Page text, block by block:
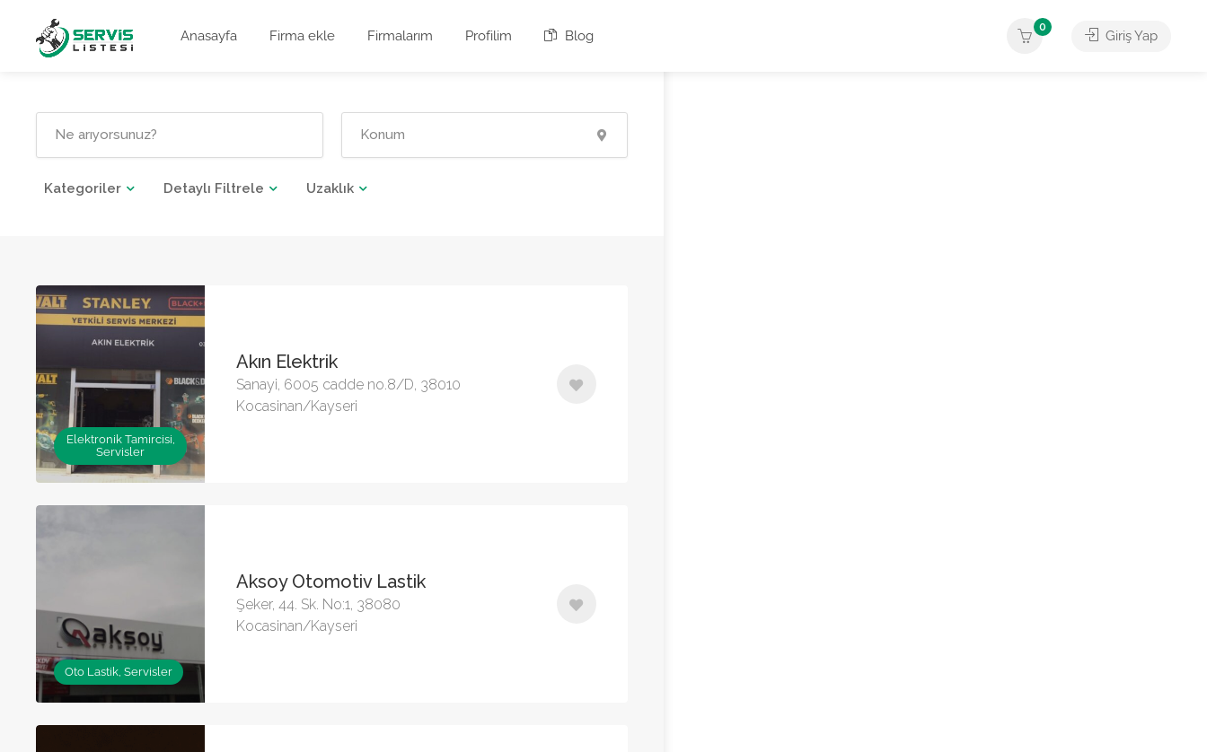
Anasayfa Firma ekle Firmalarım Profilim Blog
0
Giriş Yap
Kategoriler Detaylı Filtrele Uzaklık
Elektronik Tamircisi,
Servisler
Akın Elektrik
Sanayi, 6005 cadde no.8/D, 38010
Kocasinan/Kayseri
Oto Lastik, Servisler
Aksoy Otomotiv Lastik
Şeker, 44. Sk. No:1, 38080
Kocasinan/Kayseri